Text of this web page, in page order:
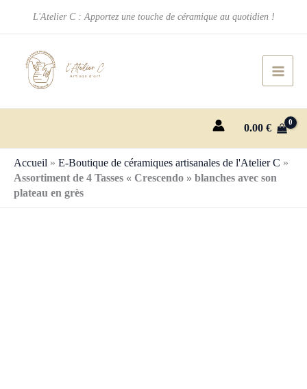
L'Atelier C : Apportez une touche de céramique au quotidien !
0.00€
Accueil » E-Boutique de céramiques artisanales de l'Atelier C »
Assortiment de 4 Tasses « Crescendo » blanches avec son
plateau en grès